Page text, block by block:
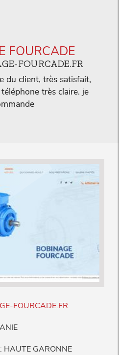
FOURCADE
FOURCADE.FR
du client, très satisfait,
très claire. je
FOURCADE.FR
HAUTE GARONNE